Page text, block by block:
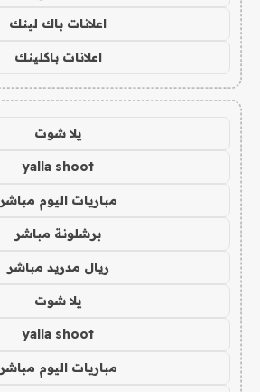
اعلانات باك لينك
اعلانات باكلينك
يلا شوت
yalla shoot
مباريات اليوم مباشر
برشلونة مباشر
ريال مدريد مباشر
يلا شوت
yalla shoot
مباريات اليوم مباشر